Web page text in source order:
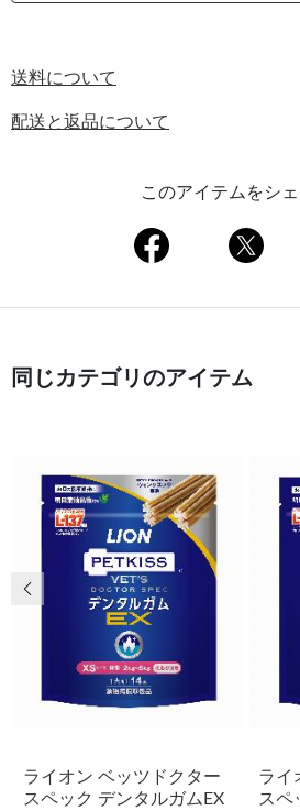
送料について
配送と返品について
このアイテムをシ
同じカテゴリのアイテム
ライオン ベッツドクター
スペック デンタルガムEX
ライ
スペ
前の画像